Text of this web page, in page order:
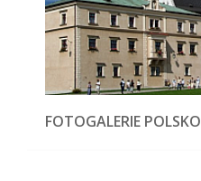
FOTOGALERIE POLSKO